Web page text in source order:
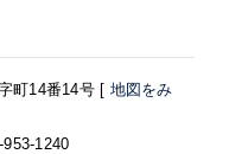
町14番14号 [ 地図をみ
1240